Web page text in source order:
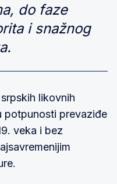
do faze
i snažnog
likovnih
potpunosti prevaziđe
veka i bez